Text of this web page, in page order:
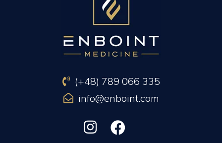
(+48) 789 066 335
info@enboint.com